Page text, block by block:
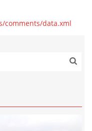
comments/data.xml